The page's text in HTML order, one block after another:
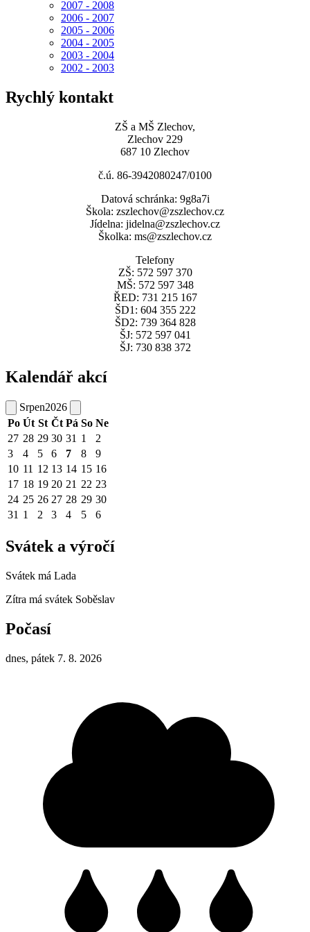
2007 - 2008
2006 - 2007
2005 - 2006
2004 - 2005
2003 - 2004
2002 - 2003
Rychlý kontakt
ZŠ a MŠ Zlechov,
Zlechov 229
687 10 Zlechov
č.ú. 86-3942080247/0100
Datová schránka: 9g8a7i
Škola: zszlechov@zszlechov.cz
Jídelna: jidelna@zszlechov.cz
Školka: ms@zszlechov.cz
Telefony
ZŠ: 572 597 370
MŠ: 572 597 348
ŘED: 731 215 167
ŠD1: 604 355 222
ŠD2: 739 364 828
ŠJ: 572 597 041
ŠJ: 730 838 372
Kalendář akcí
Srpen2026
Po Út St Čt Pá So Ne
27 28 29 30 31 1
2
3
4 5 6 7 8
9
10 11 12 13 14 15 16
17 18 19 20 21 22 23
24 25 26 27 28 29 30
31 1 2 3 4 5 6
Svátek a výročí
Svátek má Lada
Zítra má svátek Soběslav
Počasí
dnes, pátek 7. 8. 2026